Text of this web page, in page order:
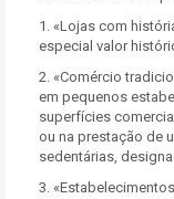
1. «Lojas com
especial valor
2. «Comércio
em pequenos
superfícies
ou na prestação de
sedentárias,
3.